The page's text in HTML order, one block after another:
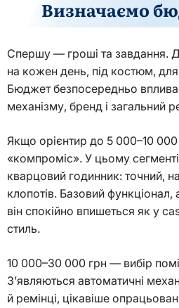
Визначаємо
Спершу — гроші та завдання.
на кожен день, під костюм,
Бюджет безпосередньо
механізму, бренд і загальний
Якщо орієнтир до 5 000–10
«компроміс». У цьому
кварцовий годинник: точний,
клопотів. Базовий
він спокійно впишеться як у
стиль.
10 000–30 000 грн — вибір
З’являються автоматичні
й ремінці, цікавіше